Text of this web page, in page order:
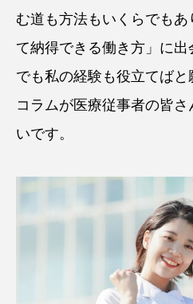
む道も方法もいくらでも
て納得できる働き方」に
でも私の経験も役立てば
コラムが医療従事者の皆
いです。